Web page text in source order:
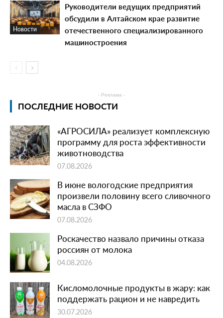
Новости
Руководители ведущих предприятий
обсудили в Алтайском крае развитие
отечественного специализированного
машиностроения
- Реклама -
ПОСЛЕДНИЕ НОВОСТИ
«АГРОСИЛА» реализует комплексную
программу для роста эффективности
животноводства
07.08.2026
В июне вологодские предприятия
произвели половину всего сливочного
масла в СЗФО
07.08.2026
Роскачество назвало причины отказа
россиян от молока
04.08.2026
Кисломолочные продукты в жару: как
поддержать рацион и не навредить
30.07.2026